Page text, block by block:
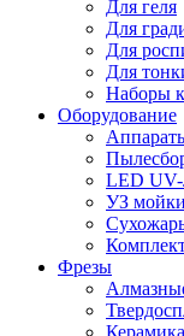
Для геля
Для
Для
Для
Наборы
Оборудование
LED UV-
УЗ мойки
Фрезы